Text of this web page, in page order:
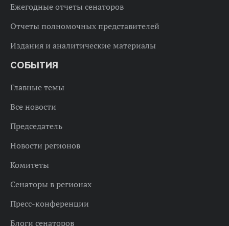
Ежегодные отчеты сенаторов
Отчеты полномочных представителей
Издания и аналитические материалы
СОБЫТИЯ
Главные темы
Все новости
Председатель
Новости регионов
Комитеты
Сенаторы в регионах
Пресс-конференции
Блоги сенаторов